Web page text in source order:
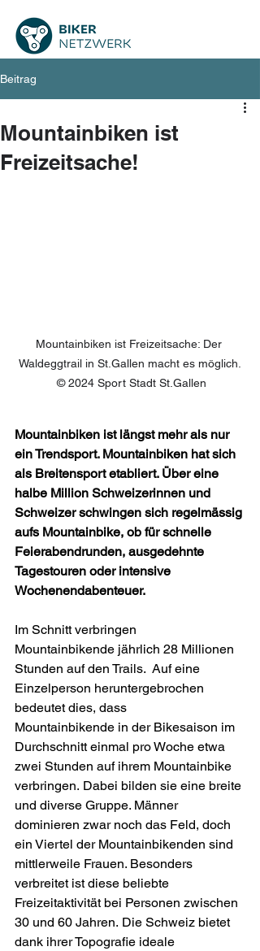
Beitrag
Mountainbiken ist
Freizeitsache!
Mountainbiken ist Freizeitsache: Der
Waldeggtrail in St.Gallen macht es möglich.
© 2024 Sport Stadt St.Gallen
Mountainbiken ist längst mehr als nur
ein Trendsport. Mountainbiken hat sich
als Breitensport etabliert. Über eine
halbe Million Schweizerinnen und
Schweizer schwingen sich regelmässig
aufs Mountainbike, ob für schnelle
Feierabendrunden, ausgedehnte
Tagestouren oder intensive
Wochenendabenteuer.
Im Schnitt verbringen
Mountainbikende jährlich 28 Millionen
Stunden auf den Trails.  Auf eine
Einzelperson heruntergebrochen
bedeutet dies, dass
Mountainbikende in der Bikesaison im
Durchschnitt einmal pro Woche etwa
zwei Stunden auf ihrem Mountainbike
verbringen. Dabei bilden sie eine breite
und diverse Gruppe. Männer
dominieren zwar noch das Feld, doch
ein Viertel der Mountainbikenden sind
mittlerweile Frauen. Besonders
verbreitet ist diese beliebte
Freizeitaktivität bei Personen zwischen
30 und 60 Jahren. Die Schweiz bietet
dank ihrer Topografie ideale